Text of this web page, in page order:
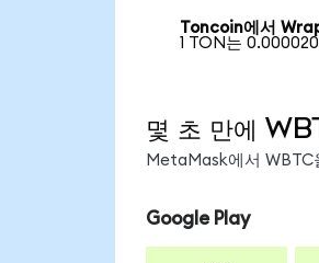
Toncoin에서
1 TON는
몇 초 만에
MetaMask에서 WBTC
Google Play